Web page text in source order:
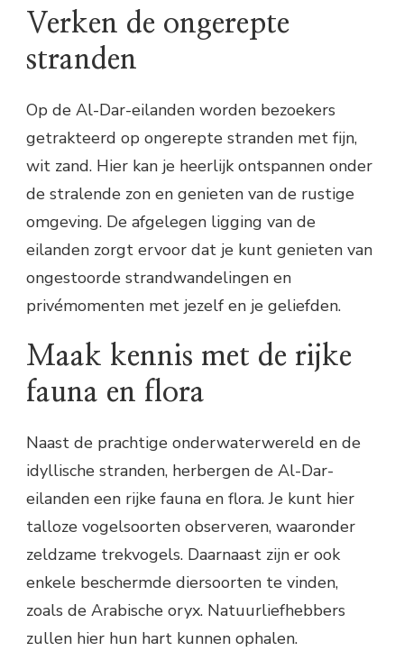
Verken de ongerepte
stranden
Op de Al-Dar-eilanden worden bezoekers
getrakteerd op ongerepte stranden met fijn,
wit zand. Hier kan je heerlijk ontspannen onder
de stralende zon en genieten van de rustige
omgeving. De afgelegen ligging van de
eilanden zorgt ervoor dat je kunt genieten van
ongestoorde strandwandelingen en
privémomenten met jezelf en je geliefden.
Maak kennis met de rijke
fauna en flora
Naast de prachtige onderwaterwereld en de
idyllische stranden, herbergen de Al-Dar-
eilanden een rijke fauna en flora. Je kunt hier
talloze vogelsoorten observeren, waaronder
zeldzame trekvogels. Daarnaast zijn er ook
enkele beschermde diersoorten te vinden,
zoals de Arabische oryx. Natuurliefhebbers
zullen hier hun hart kunnen ophalen.